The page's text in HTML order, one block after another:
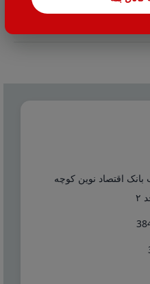
کاربری خود
اقتصاد نوین کوچه